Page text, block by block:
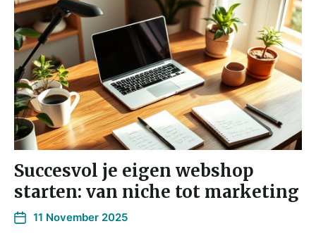
Succesvol je eigen webshop
starten: van niche tot marketing
11 November 2025